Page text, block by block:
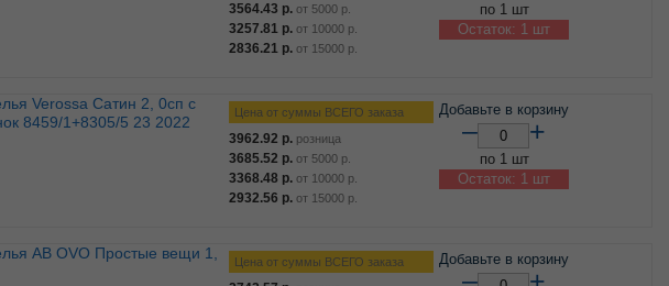
3564.43 р. от 5000 р.
3257.81 р. от 10000 р.
2836.21 р. от 15000 р.
по 1 шт
Остаток: 1 шт
8459/1+8305/5 23 2022
Цена от суммы ВСЕГО заказа
3962.92 р. розница
3685.52 р. от 5000 р.
3368.48 р. от 10000 р.
2932.56 р. от 15000 р.
Добавьте в корзину
– +
по 1 шт
Остаток: 1 шт
Цена от суммы ВСЕГО заказа Добавьте в корзину